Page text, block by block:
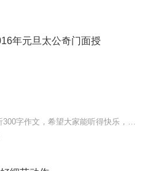
年元旦太公奇门面授